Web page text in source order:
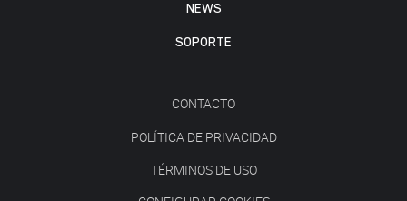
NEWS
SOPORTE
CONTACTO
POLÍTICA DE PRIVACIDAD
TÉRMINOS DE USO